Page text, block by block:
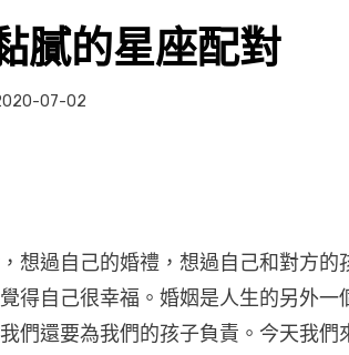
膩的星座配對
小編07-02
過自己的婚禮，想過自己和對方的
得自己很幸福。婚姻是人生的另外一
們還要為我們的孩子負責。今天我們